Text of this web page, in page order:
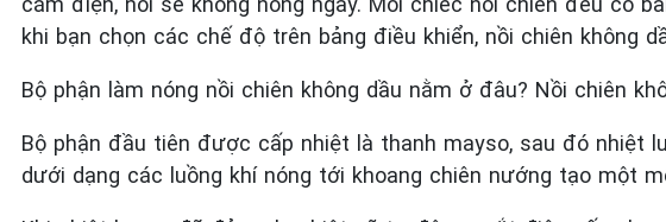
khi bạn chọn các chế độ trên bảng điều khiển, nồi chiên không
Bộ phận làm nóng nồi chiên không dầu nằm ở đâu? Nồi chiên
Bộ phận đầu tiên được cấp nhiệt là thanh mayso, sau đó
dưới dạng các luồng khí nóng tới khoang chiên nướng tạo một